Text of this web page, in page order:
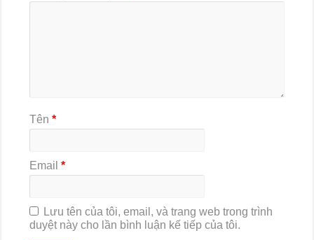
Tên*
Email*
Lưu tên của tôi, email, và trang web trong trình
duyệt này cho lần bình luận kế tiếp của tôi.